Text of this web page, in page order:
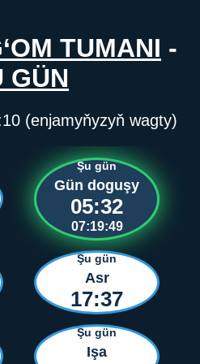
TUMANI -
GÜN
(enjamyňyzyň wagty)
Şu gün
Gün doguşy
05:32
07:19:49
Şu gün
Asr
17:37
Şu gün
Işa